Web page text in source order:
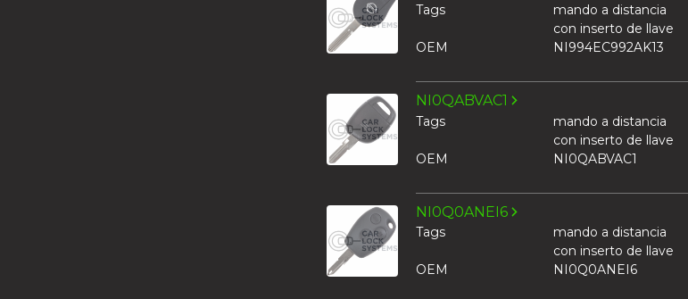
Tags
mando a distancia
con inserto de llave
OEM
NI994EC992AK13
NI0QABVAC1
Tags
mando a distancia
con inserto de llave
OEM
NI0QABVAC1
NI0Q0ANEI6
Tags
mando a distancia
con inserto de llave
OEM
NI0Q0ANEI6